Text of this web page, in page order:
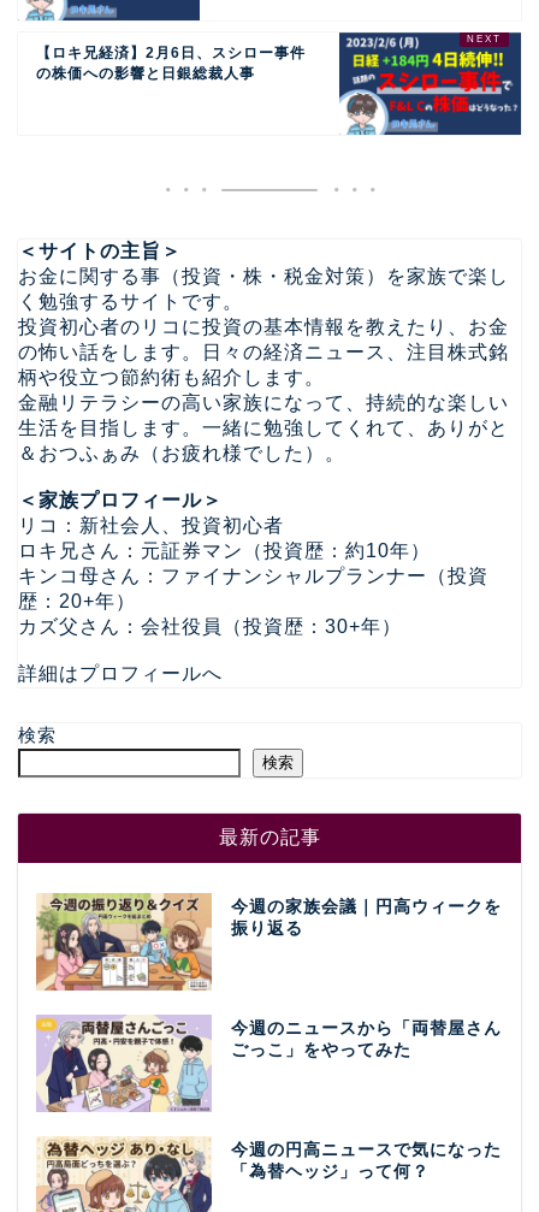
【ロキ兄経済】2月6日、スシロー事件
の株価への影響と日銀総裁人事
＜サイトの主旨＞
お金に関する事（投資・株・税金対策）を家族で楽し
く勉強するサイトです。
投資初心者のリコに投資の基本情報を教えたり、お金
の怖い話をします。日々の経済ニュース、注目株式銘
柄や役立つ節約術も紹介します。
金融リテラシーの高い家族になって、持続的な楽しい
生活を目指します。一緒に勉強してくれて、ありがと
＆おつふぁみ（お疲れ様でした）。
＜家族プロフィール＞
リコ：新社会人、投資初心者
ロキ兄さん：元証券マン（投資歴：約10年）
キンコ母さん：ファイナンシャルプランナー（投資
歴：20+年）
カズ父さん：会社役員（投資歴：30+年）
詳細はプロフィールへ
検索
検索
最新の記事
今週の家族会議｜円高ウィークを
振り返る
今週のニュースから「両替屋さん
ごっこ」をやってみた
今週の円高ニュースで気になった
「為替ヘッジ」って何？